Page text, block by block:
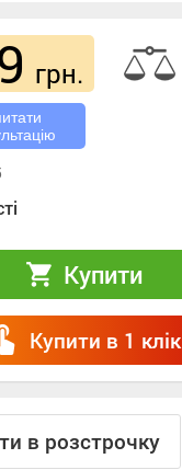
грн.
shopping_cart Купити
Купити в 1 клік
в розстрочку